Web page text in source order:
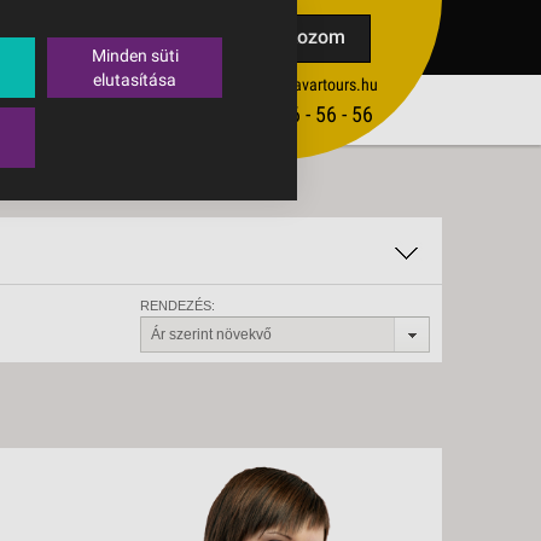
Feliratkozom
ertekesites@budavartours.hu
(+36­ 1) 3 - 56 - 56 - 56
TIPPEK
RENDEZÉS:
Ár szerint növekvő
Minden süti
elutasítása